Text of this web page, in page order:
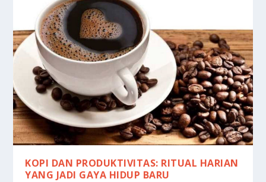
KOPI DAN PRODUKTIVITAS: RITUAL HARIAN
YANG JADI GAYA HIDUP BARU